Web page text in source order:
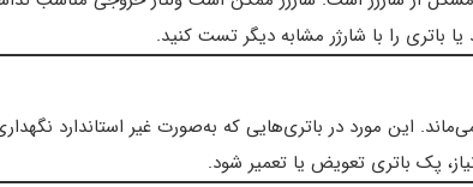
یا باتری را با شارژر مشابه دیگر تست کنید.
این مورد در باتری‌هایی که به‌صورت غیر استاندارد
پک باتری تعویض یا تعمیر شود.